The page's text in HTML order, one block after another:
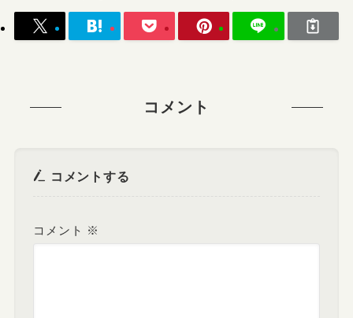
コメント
コメントする
コメント ※